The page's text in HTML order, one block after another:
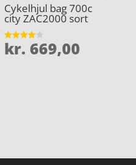
Cykelhjul bag 700c
city ZAC2000 sort
Vurderet
4.1
kr. 669,00